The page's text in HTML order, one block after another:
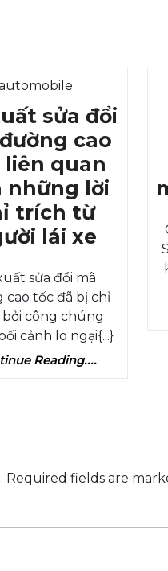
sửa đổi
cao
liên quan
những lời
trích từ
lái xeĐề
đổi
mã
đường
đến
lời
sửa đổi mã
cao tốc đã bị chỉ
công chúng
cảnh lo ngại{...}
Reading....
Required fields are